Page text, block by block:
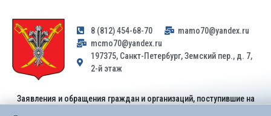
8 (812) 454-68-70
mamo70@yandex.ru
mcmo70@yandex.ru
197375, Санкт-Петербург, Земский пер., д. 7,
2-й этаж
Заявления и обращения граждан и организаций, поступившие на